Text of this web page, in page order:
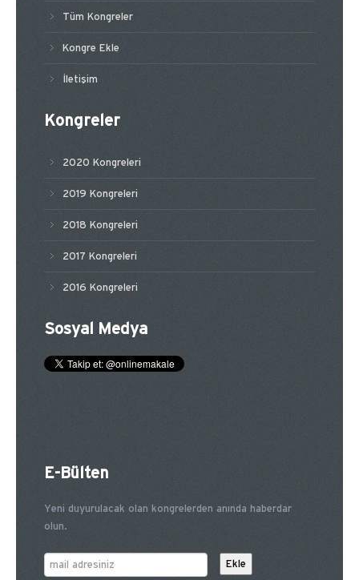
Tüm Kongreler
Kongre Ekle
İletişim
Kongreler
2020 Kongreleri
2019 Kongreleri
2018 Kongreleri
2017 Kongreleri
2016 Kongreleri
Sosyal Medya
E-Bülten
Yeni duyurulacak olan kongrelerden anında haberdar
olun.